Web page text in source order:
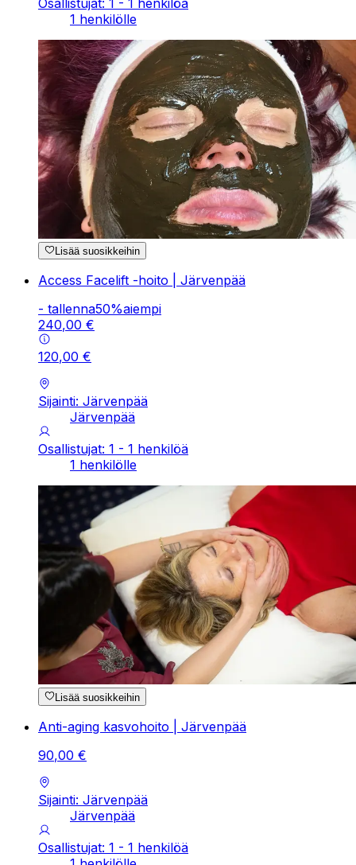
Osallistujat: 1 - 1 henkilöä
1 henkilölle
Lisää suosikkeihin
Access Facelift -hoito | Järvenpää
- tallenna50%aiempi
240,00 €
120,00 €
Sijainti: Järvenpää
Järvenpää
Osallistujat: 1 - 1 henkilöä
1 henkilölle
Lisää suosikkeihin
Anti-aging kasvohoito | Järvenpää
90,00 €
Sijainti: Järvenpää
Järvenpää
Osallistujat: 1 - 1 henkilöä